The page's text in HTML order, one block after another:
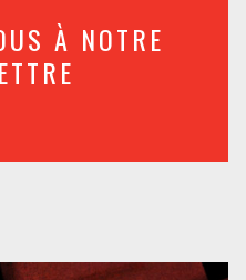
À NOTRE